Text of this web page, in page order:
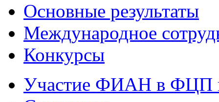
Основные результаты
Международное
Конкурсы
Участие ФИАН в ФЦП